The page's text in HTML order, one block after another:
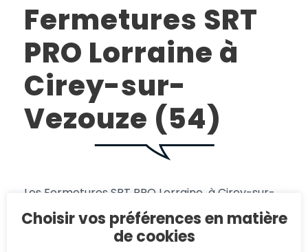
Fermetures SRT
PRO Lorraine à
Cirey-sur-
Vezouze (54)
Les Fermetures SRT PRO Lorraine à Cirey-sur-
Vezouze (54) sont les pros des portes, fenêtres,
garage, pergolas … depuis 2006 !
Choisir vos préférences en matière
de cookies